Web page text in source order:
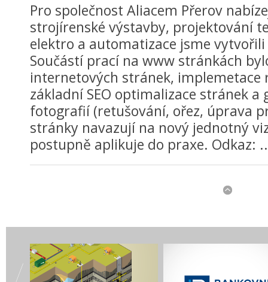
Pro společnost Aliacem Přerov
strojírenské výstavby, projektování
elektro a automatizace jsme
Součástí prací na www stránkách
internetových stránek, implemetace
základní SEO optimalizace stránek a
fotografií (retušování, ořez, úprava
stránky navazují na nový jednotný
postupně aplikuje do praxe. Odkaz: